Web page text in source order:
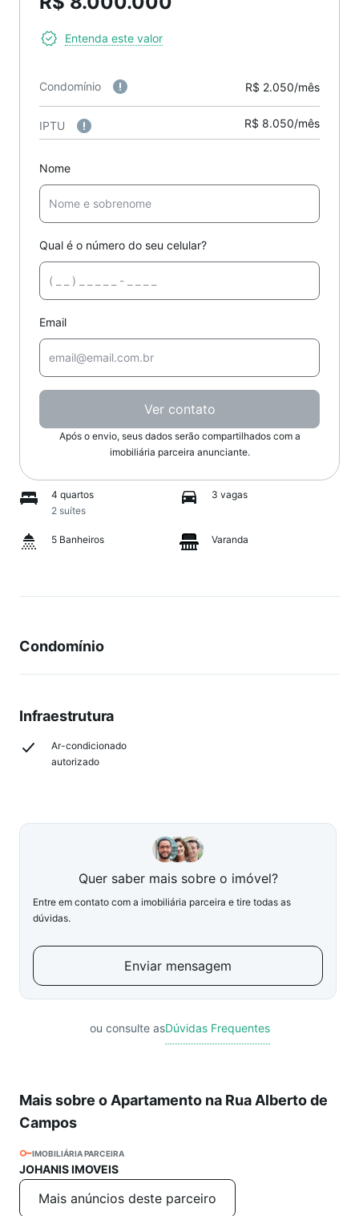
Entenda este valor
Condomínio R$ 2.050/mês
IPTU R$ 8.050/mês
Nome
Qual é o número do seu celular?
Email
Ver contato
Após o envio, seus dados serão compartilhados com a
imobiliária parceira anunciante.
4 quartos
2 suítes
3 vagas
5 Banheiros Varanda
Condomínio
Infraestrutura
Ar-condicionado
autorizado
Quer saber mais sobre o imóvel?
Entre em contato com a imobiliária parceira e tire todas as
dúvidas.
Enviar mensagem
ou consulte asDúvidas Frequentes
Mais sobre o Apartamento na Rua Alberto de
Campos
IMOBILIÁRIA PARCEIRA
JOHANIS IMOVEIS
Mais anúncios deste parceiro